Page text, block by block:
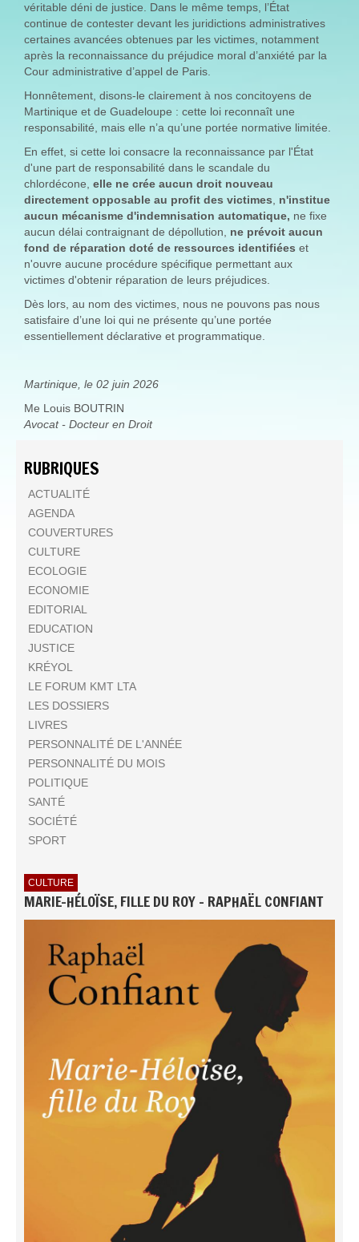
véritable déni de justice. Dans le même temps, l’État
continue de contester devant les juridictions administratives
certaines avancées obtenues par les victimes, notamment
après la reconnaissance du préjudice moral d’anxiété par la
Cour administrative d’appel de Paris.
Honnêtement, disons-le clairement à nos concitoyens de
Martinique et de Guadeloupe : cette loi reconnaît une
responsabilité, mais elle n’a qu’une portée normative limitée.
En effet, si cette loi consacre la reconnaissance par l'État
d'une part de responsabilité dans le scandale du
chlordécone, elle ne crée aucun droit nouveau
directement opposable au profit des victimes, n'institue
aucun mécanisme d'indemnisation automatique, ne fixe
aucun délai contraignant de dépollution, ne prévoit aucun
fond de réparation doté de ressources identifiées et
n'ouvre aucune procédure spécifique permettant aux
victimes d'obtenir réparation de leurs préjudices.
Dès lors, au nom des victimes, nous ne pouvons pas nous
satisfaire d’une loi qui ne présente qu’une portée
essentiellement déclarative et programmatique.
Martinique, le 02 juin 2026
Me Louis BOUTRIN
Avocat - Docteur en Droit
RUBRIQUES
ACTUALITÉ
AGENDA
COUVERTURES
CULTURE
ECOLOGIE
ECONOMIE
EDITORIAL
EDUCATION
JUSTICE
KRÉYOL
LE FORUM KMT LTA
LES DOSSIERS
LIVRES
PERSONNALITÉ DE L'ANNÉE
PERSONNALITÉ DU MOIS
POLITIQUE
SANTÉ
SOCIÉTÉ
SPORT
CULTURE
MARIE-HÉLOÏSE, FILLE DU ROY - RAPHAËL CONFIANT